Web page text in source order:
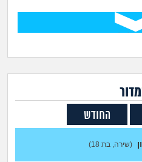
מדורים
זוגיות
הורות ומשפחה
מתבגרים
חיפוש שאלות
הרשמה
החודש
(שירה, בת 18)